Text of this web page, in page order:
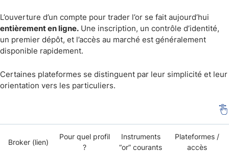
L’ouverture d’un compte pour trader l’or se fait aujourd’hui
entièrement en ligne. Une inscription, un contrôle d’identité,
un premier dépôt, et l’accès au marché est généralement
disponible rapidement.
Certaines plateformes se distinguent par leur simplicité et leur
orientation vers les particuliers.
Broker (lien)
Pour quel profil
?
Instruments
“or” courants
Plateformes /
accès